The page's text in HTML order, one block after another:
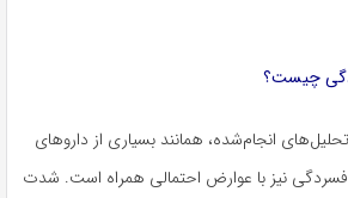
چیست؟
انجام‌شده، همانند بسیاری از داروهای
نیز با عوارض احتمالی همراه است. شدت